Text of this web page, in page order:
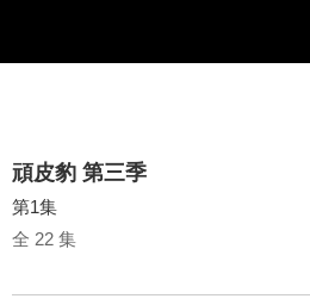
頑皮豹 第三季
第1集
全 22 集